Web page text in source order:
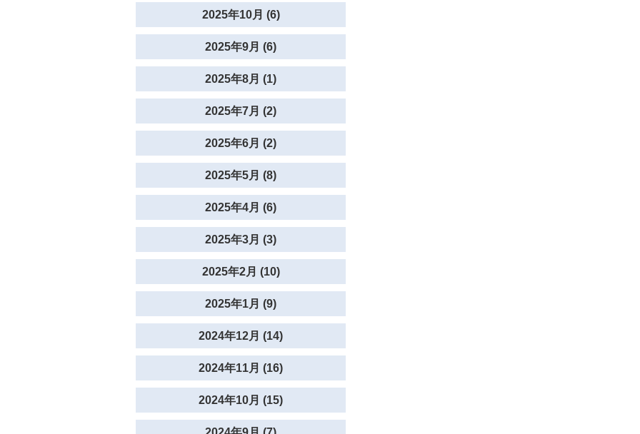
2025年10月 (6)
2025年9月 (6)
2025年8月 (1)
2025年7月 (2)
2025年6月 (2)
2025年5月 (8)
2025年4月 (6)
2025年3月 (3)
2025年2月 (10)
2025年1月 (9)
2024年12月 (14)
2024年11月 (16)
2024年10月 (15)